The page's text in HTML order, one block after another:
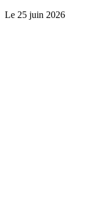
Le 25 juin 2026